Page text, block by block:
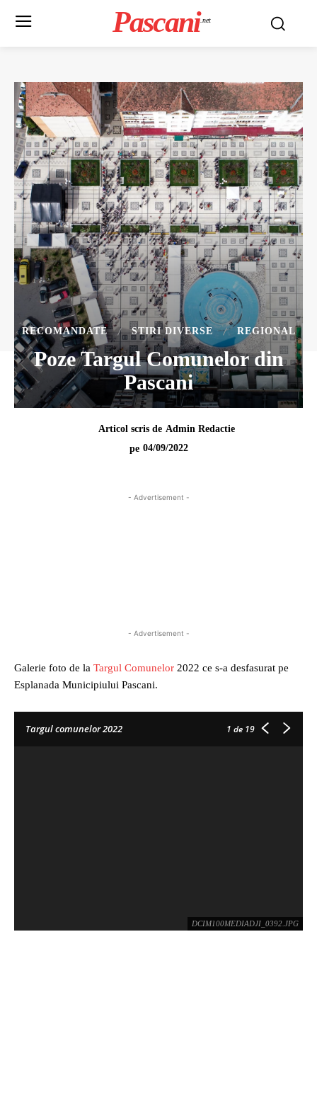
Pascani .net
RECOMANDATE STIRI DIVERSE REGIONAL
Poze Targul Comunelor din
Pascani
Articol scris de Admin Redactie
pe 04/09/2022
- Advertisement -
- Advertisement -
Galerie foto de la Targul Comunelor 2022 ce s-a desfasurat pe
Esplanada Municipiului Pascani.
Targul comunelor 2022 1 de 19
DCIM100MEDIADJI_0392.JPG